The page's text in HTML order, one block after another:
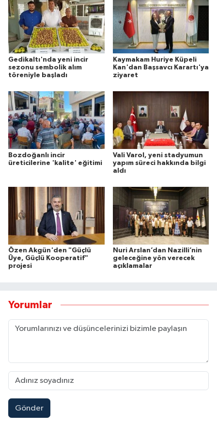
Gedikaltı'nda yeni incir
sezonu sembolik alım
töreniyle başladı
Kaymakam Huriye Küpeli
Kan'dan Başsavcı Karartı'ya
ziyaret
Bozdoğanlı incir
üreticilerine 'kalite' eğitimi
Vali Varol, yeni stadyumun
yapım süreci hakkında bilgi
aldı
Özen Akgün'den "Güçlü
Üye, Güçlü Kooperatif"
projesi
Nuri Arslan’dan Nazilli’nin
geleceğine yön verecek
açıklamalar
Yorumlar
Gönder